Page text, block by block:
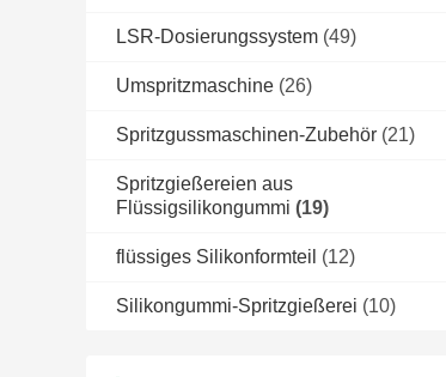
LSR-Dosierungssystem (49)
Umspritzmaschine (26)
Spritzgussmaschinen-Zubehör (21)
Spritzgießereien aus
Flüssigsilikongummi (19)
flüssiges Silikonformteil (12)
Silikongummi-Spritzgießerei (10)